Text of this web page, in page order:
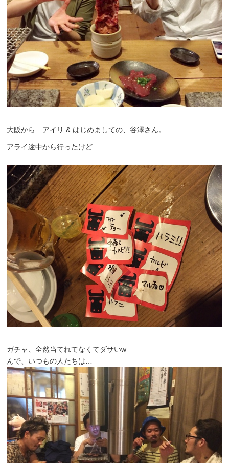
大阪から…アイリ & はじめましての、谷澤さん。
アライ途中から行ったけど…
ガチャ、全然当てれてなくてダサいw
んで、いつもの人たちは…